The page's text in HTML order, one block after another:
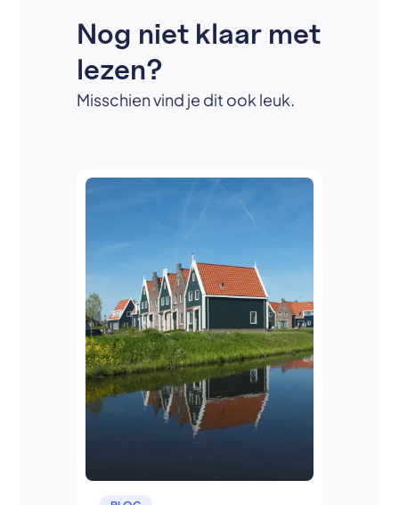
Nog niet klaar met
lezen?
Misschien vind je dit ook leuk.